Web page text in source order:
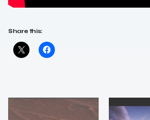
Share this: